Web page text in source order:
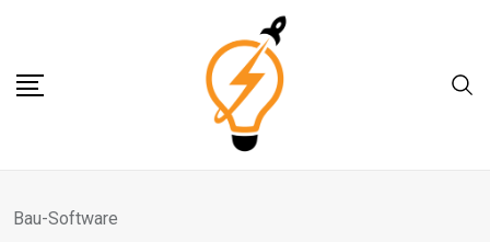
content
Bau-Software